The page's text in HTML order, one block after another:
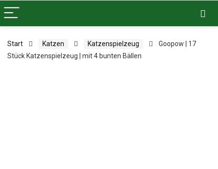
Start Katzen Katzenspielzeug
Goopow | 17
Stück Katzenspielzeug | mit 4 bunten Bällen